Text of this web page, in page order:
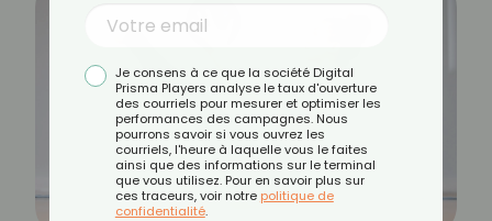
Je consens à ce que la société Digital
Prisma Players analyse le taux d'ouverture
des courriels pour mesurer et optimiser les
performances des campagnes. Nous
pourrons savoir si vous ouvrez les
courriels, l'heure à laquelle vous le faites
ainsi que des informations sur le terminal
que vous utilisez. Pour en savoir plus sur
ces traceurs, voir notre politique de
confidentialité.